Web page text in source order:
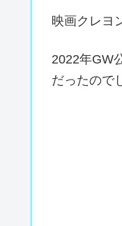
映画クレヨ
2022年GW
だったので